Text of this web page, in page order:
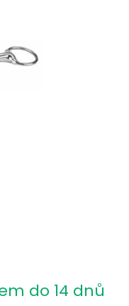
do 14 dnů